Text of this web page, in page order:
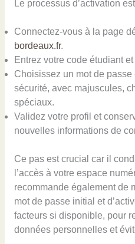
Le processus d’activation
Connectez-vous à la page
bordeaux.fr.
Entrez votre code étudiant
Choisissez un mot de
sécurité, avec majuscules,
spéciaux.
Validez votre profil et
nouvelles informations de
Ce pas est crucial car il
l’accès à votre espace
recommande également de
mot de passe initial et
facteurs si disponible, pour
données personnelles et